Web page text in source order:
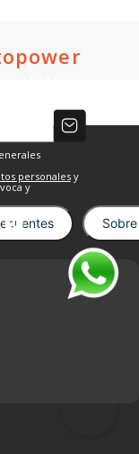
personalesy
y